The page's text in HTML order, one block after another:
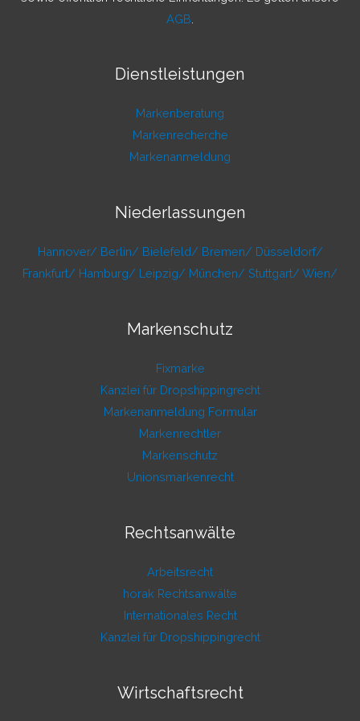
AGB
Dienstleistungen
Markenberatung
Markenrecherche
Markenanmeldung
Niederlassungen
Hannover/ Berlin/ Bielefeld/ Bremen/ Düsseldorf/
Frankfurt/ Hamburg/ Leipzig/ München/ Stuttgart/ Wien/
Markenschutz
Fixmarke
Kanzlei für Dropshippingrecht
Markenanmeldung Formular
Markenrechtler
Markenschutz
Unionsmarkenrecht
Rechtsanwälte
Arbeitsrecht
horak Rechtsanwälte
Internationales Recht
Kanzlei für Dropshippingrecht
Wirtschaftsrecht